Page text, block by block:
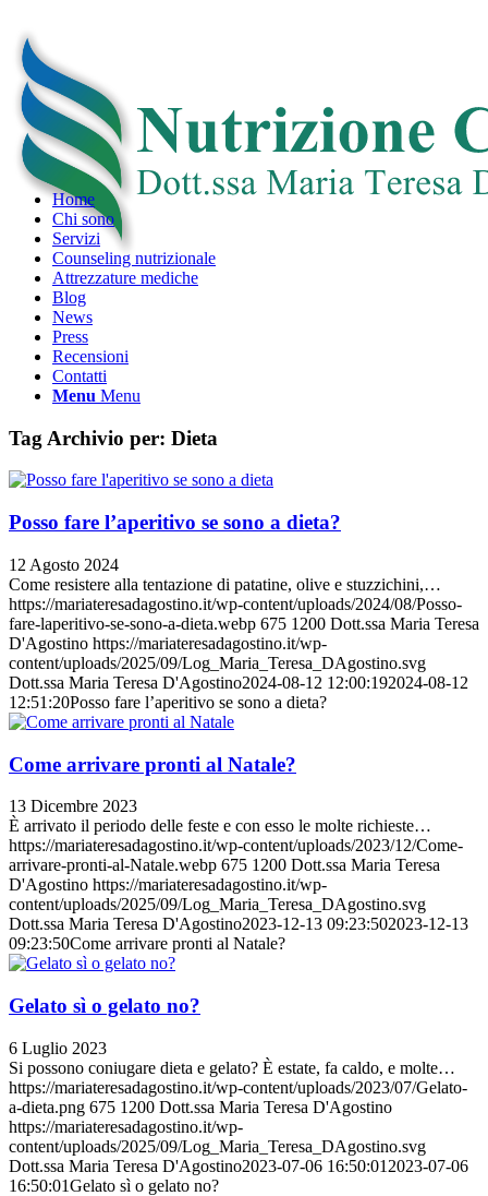
Home
Chi sono
Servizi
Counseling nutrizionale
Attrezzature mediche
Blog
News
Press
Recensioni
Contatti
Menu Menu
Tag Archivio per: Dieta
Posso fare l’aperitivo se sono a dieta?
12 Agosto 2024
Come resistere alla tentazione di patatine, olive e stuzzichini,…
https://mariateresadagostino.it/wp-content/uploads/2024/08/Posso-
fare-laperitivo-se-sono-a-dieta.webp 675 1200 Dott.ssa Maria Teresa
D'Agostino https://mariateresadagostino.it/wp-
content/uploads/2025/09/Log_Maria_Teresa_DAgostino.svg
Dott.ssa Maria Teresa D'Agostino2024-08-12 12:00:192024-08-12
12:51:20Posso fare l’aperitivo se sono a dieta?
Come arrivare pronti al Natale?
13 Dicembre 2023
È arrivato il periodo delle feste e con esso le molte richieste…
https://mariateresadagostino.it/wp-content/uploads/2023/12/Come-
arrivare-pronti-al-Natale.webp 675 1200 Dott.ssa Maria Teresa
D'Agostino https://mariateresadagostino.it/wp-
content/uploads/2025/09/Log_Maria_Teresa_DAgostino.svg
Dott.ssa Maria Teresa D'Agostino2023-12-13 09:23:502023-12-13
09:23:50Come arrivare pronti al Natale?
Gelato sì o gelato no?
6 Luglio 2023
Si possono coniugare dieta e gelato? È estate, fa caldo, e molte…
https://mariateresadagostino.it/wp-content/uploads/2023/07/Gelato-
a-dieta.png 675 1200 Dott.ssa Maria Teresa D'Agostino
https://mariateresadagostino.it/wp-
content/uploads/2025/09/Log_Maria_Teresa_DAgostino.svg
Dott.ssa Maria Teresa D'Agostino2023-07-06 16:50:01 2023-07-06
16:50:01Gelato sì o gelato no?